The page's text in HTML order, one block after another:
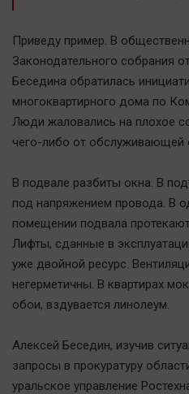
Приведу пример. В
Законодательного собрания
Беседина обратилась
многоквартирного дома по
Люди жаловались на плохое
чего-либо от обслуживающей
В подвале разбиты окна. В
под напряжением провода. В
помещении подвала
Лифты, сданные в
уже двойной ресурс.
негерметичны. В квартирах
обои, вздувается линолеум.
Алексей Беседин, изучив
запросы в прокуратуру
уральское управление